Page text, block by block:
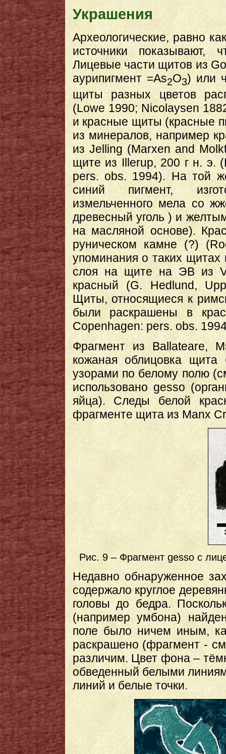
Украшения
Археологические, равно
источники показывают,
Лицевые части щитов из
аурипигмент =As2O3) или
щиты разных цветов
(Lowe 1990; Nicolaysen
и красные щиты (красные
из минералов, например
из Jelling (Marxen and
щите из Illerup, 200 г н. э.
pers. obs. 1994). На той
синий пигмент,
измельченного мела со
древесный уголь ) и
на масляной основе).
руническом камне (?)
упоминания о таких щитах
слоя на щите на ЭВ из
красный (G. Hedlund,
Щиты, относящиеся к
были раскрашены в
Copenhagen: pers. obs.
Фрагмент из Ballateare,
кожаная облицовка щита
узорами по белому полю
использовано gesso
яйца). Следы белой
фрагменте щита из Manx
Рис. 9 – Фрагмент gesso с
Недавно обнаруженное
содержало круглое
головы до бедра.
(например умбона)
поле было ничем иным,
раскрашено (фрагмент -
различим. Цвет фона –
обведенный белыми
линий и белые точки.